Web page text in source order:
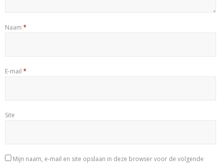
Naam *
E-mail *
Site
Mijn naam, e-mail en site opslaan in deze browser voor de volgende